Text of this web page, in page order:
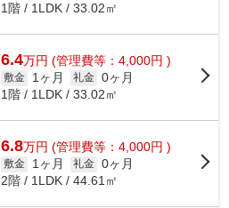
1階 / 1LDK / 33.02㎡
6.4万円 (管理費等：4,000円 )
敷金 1ヶ月 礼金 0ヶ月
1階 / 1LDK / 33.02㎡
6.8万円 (管理費等：4,000円 )
敷金 1ヶ月 礼金 0ヶ月
2階 / 1LDK / 44.61㎡